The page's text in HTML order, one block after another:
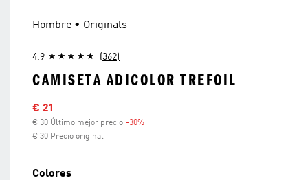
Hombre • Originals
4.9 (362)
CAMISETA ADICOLOR TREFOIL
Precio rebajado
€ 21
€ 30 Último mejor precio -30%
€ 30 Precio original
Colores